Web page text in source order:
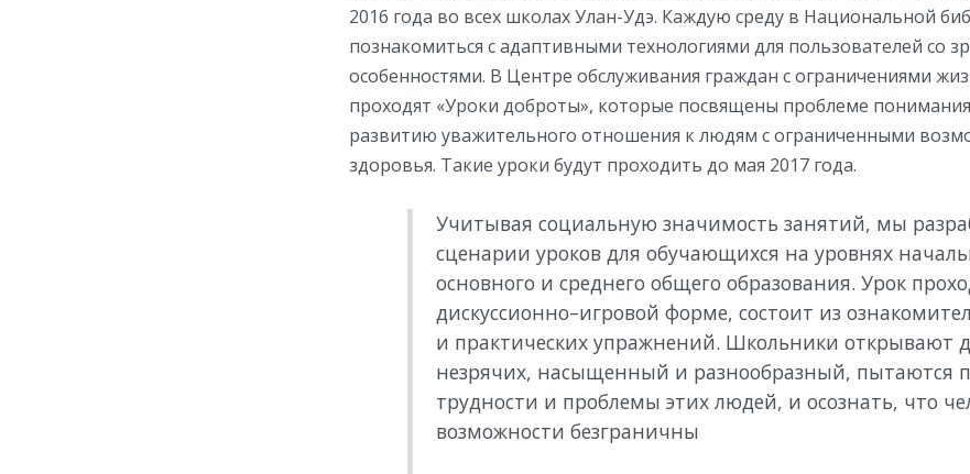
2016 года во всех школах Улан-Удэ. Каждую среду в Национальной
познакомиться с адаптивными технологиями для пользователей со
особенностями. В Центре обслуживания граждан с ограничениями
проходят «Уроки доброты», которые посвящены проблеме
развитию уважительного отношения к людям с ограниченными
здоровья. Такие уроки будут проходить до мая 2017 года.
Учитывая социальную значимость занятий, мы
сценарии уроков для обучающихся на уровнях
основного и среднего общего образования. Урок
дискуссионно–игровой форме, состоит из
и практических упражнений. Школьники открывают
незрячих, насыщенный и разнообразный, пытаются
трудности и проблемы этих людей, и осознать, что
возможности безграничны